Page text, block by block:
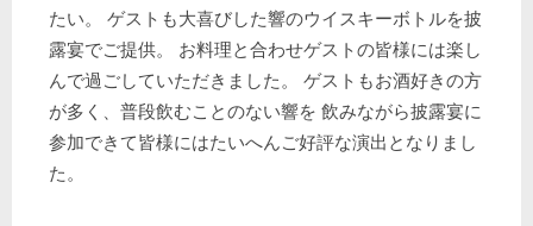
たい。 ゲストも大喜びした響のウイスキーボトルを披
露宴でご提供。 お料理と合わせゲストの皆様には楽し
んで過ごしていただきました。 ゲストもお酒好きの方
が多く、普段飲むことのない響を 飲みながら披露宴に
参加できて皆様にはたいへんご好評な演出となりまし
た。